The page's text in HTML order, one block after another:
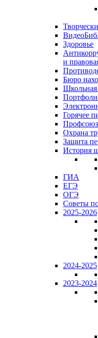
Здоровье
и
Бюро
Горячее
Охрана
Защита
История
ГИА
ЕГЭ
ОГЭ
Советы
2025-2026
2024-2025
2023-2024